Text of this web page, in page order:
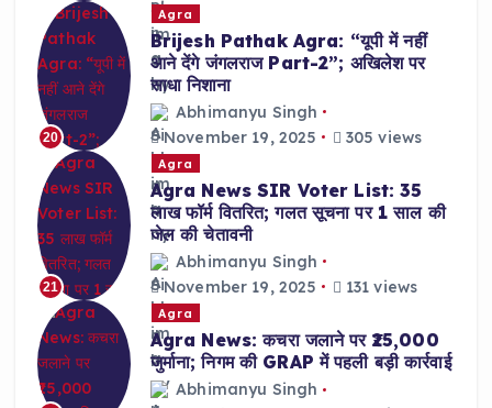
20
Agra
Brijesh Pathak Agra: “यूपी में नहीं
आने देंगे जंगलराज Part-2”; अखिलेश पर
साधा निशाना
Abhimanyu Singh
November 19, 2025
305 views
21
Agra
Agra News SIR Voter List: 35
लाख फॉर्म वितरित; गलत सूचना पर 1 साल की
जेल की चेतावनी
Abhimanyu Singh
November 19, 2025
131 views
Agra
Agra News: कचरा जलाने पर ₹25,000
जुर्माना; निगम की GRAP में पहली बड़ी कार्रवाई
Abhimanyu Singh